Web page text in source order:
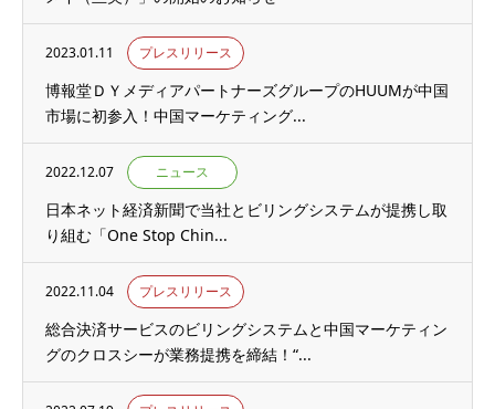
2023.01.11 プレスリリース
博報堂ＤＹメディアパートナーズグループのHUUMが中国
市場に初参入！中国マーケティング...
2022.12.07 ニュース
日本ネット経済新聞で当社とビリングシステムが提携し取
り組む「One Stop Chin...
2022.11.04 プレスリリース
総合決済サービスのビリングシステムと中国マーケティン
グのクロスシーが業務提携を締結！“...